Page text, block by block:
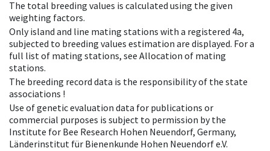
The total breeding values is calculated using the given
weighting factors.
Only island and line mating stations with a registered 4a,
subjected to breeding values estimation are displayed. For a
full list of mating stations, see Allocation of mating
stations.
The breeding record data is the responsibility of the state
associations !
Use of genetic evaluation data for publications or
commercial purposes is subject to permission by the
Institute for Bee Research Hohen Neuendorf, Germany,
Länderinstitut für Bienenkunde Hohen Neuendorf e.V.